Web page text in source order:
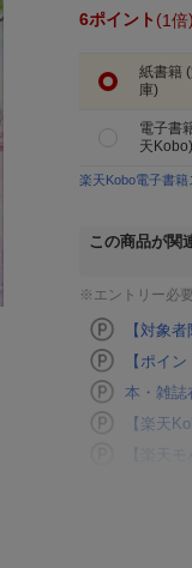
6ポイント 1倍
紙書籍
庫)
電子書
天Kobo)
楽天Kobo電子書
この商品が関
※エントリー必
【対象
【ポイ
本・雑誌
【楽天
【楽天